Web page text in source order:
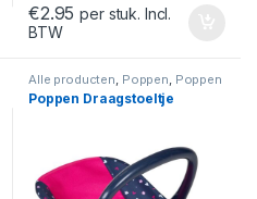
€2.95 per stuk. Incl.
BTW
Alle producten Poppen Poppen
Accessoires
Poppen Draagstoeltje